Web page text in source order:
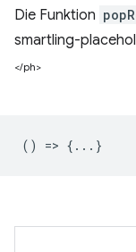
Die Funktion
smartling-
</ph>
() => {...}